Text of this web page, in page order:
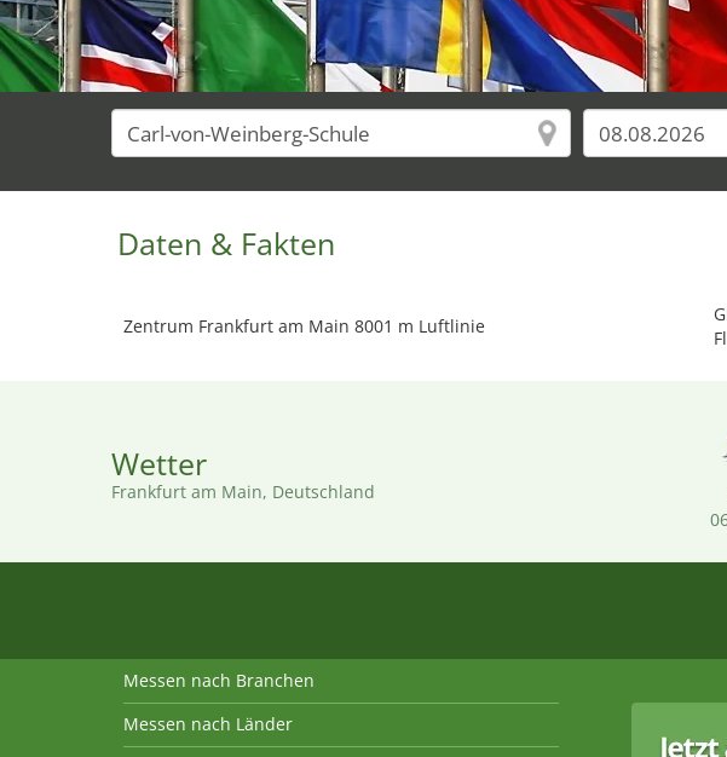
Daten & Fakten
Zentrum Frankfurt am Main 8001 m Luftlinie
Wetter
Frankfurt am Main, Deutschland
Messen nach Branchen
Messen nach Länder